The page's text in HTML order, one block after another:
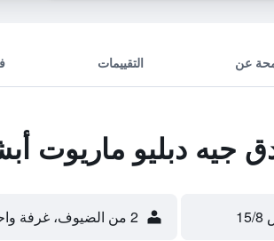
عن التقييمات
دبليو ماريوت
8 2 من الضيوف، غرفة واحدة